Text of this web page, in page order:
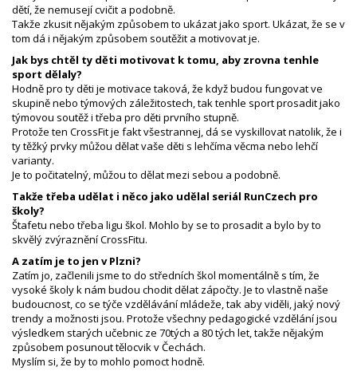
dětí, že nemusejí cvičit a podobně.
Takže zkusit nějakým způsobem to ukázat jako sport. Ukázat, že se v
tom dá i nějakým způsobem soutěžit a motivovat je.
Jak bys chtěl ty děti motivovat k tomu, aby zrovna tenhle
sport dělaly?
Hodně pro ty děti je motivace taková, že když budou fungovat ve
skupině nebo týmových záležitostech, tak tenhle sport prosadit jako
týmovou soutěž i třeba pro děti prvního stupně.
Protože ten CrossFit je fakt všestrannej, dá se vyskillovat natolik, že i
ty těžký prvky můžou dělat vaše děti s lehčíma věcma nebo lehčí
varianty.
Je to počitatelný, můžou to dělat mezi sebou a podobně.
Takže třeba udělat i něco jako udělal seriál RunCzech pro
školy?
Štafetu nebo třeba ligu škol. Mohlo by se to prosadit a bylo by to
skvělý zvýraznění CrossFitu.
A zatím je to jen v Plzni?
Zatím jo, začlenili jsme to do středních škol momentálně s tím, že
vysoké školy k nám budou chodit dělat zápočty. Je to vlastně naše
budoucnost, co se týče vzdělávání mládeže, tak aby viděli, jaký nový
trendy a možnosti jsou. Protože všechny pedagogické vzdělání jsou
výsledkem starých učebnic ze 70tých a 80 tých let, takže nějakým
způsobem posunout tělocvik v Čechách.
Myslím si, že by to mohlo pomoct hodně.